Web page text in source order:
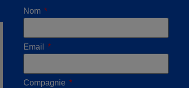
Nom
Email
Compagnie